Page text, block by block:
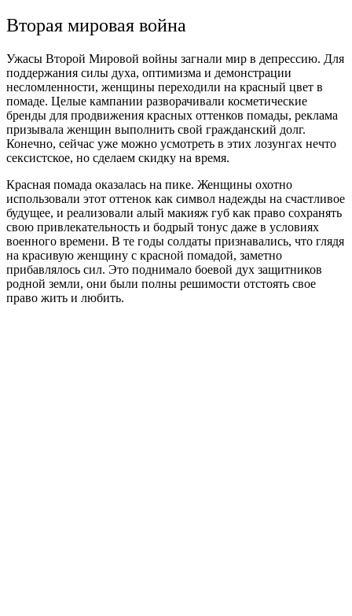
Вторая мировая война
Ужасы Второй Мировой войны загнали мир в депрессию. Для
поддержания силы духа, оптимизма и демонстрации
несломленности, женщины переходили на красный цвет в
помаде. Целые кампании разворачивали косметические
бренды для продвижения красных оттенков помады, реклама
призывала женщин выполнить свой гражданский долг.
Конечно, сейчас уже можно усмотреть в этих лозунгах нечто
сексистское, но сделаем скидку на время.
Красная помада оказалась на пике. Женщины охотно
использовали этот оттенок как символ надежды на счастливое
будущее, и реализовали алый макияж губ как право сохранять
свою привлекательность и бодрый тонус даже в условиях
военного времени. В те годы солдаты признавались, что глядя
на красивую женщину с красной помадой, заметно
прибавлялось сил. Это поднимало боевой дух защитников
родной земли, они были полны решимости отстоять свое
право жить и любить.